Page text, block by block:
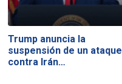
Trump anuncia la
suspensión de un ataque
contra Irán…